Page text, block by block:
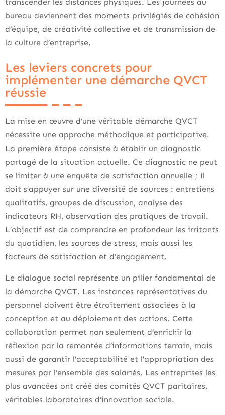
bureau deviennent des moments privilégiés de cohésion
d’équipe, de créativité collective et de transmission de
la culture d’entreprise.
Les leviers concrets pour
implémenter une démarche QVCT
réussie
La mise en œuvre d’une véritable démarche QVCT
nécessite une approche méthodique et participative.
La première étape consiste à établir un diagnostic
partagé de la situation actuelle. Ce diagnostic ne peut
se limiter à une enquête de satisfaction annuelle ; il
doit s’appuyer sur une diversité de sources : entretiens
qualitatifs, groupes de discussion, analyse des
indicateurs RH, observation des pratiques de travail.
L’objectif est de comprendre en profondeur les irritants
du quotidien, les sources de stress, mais aussi les
facteurs de satisfaction et d’engagement.
Le dialogue social représente un pilier fondamental de
la démarche QVCT. Les instances représentatives du
personnel doivent être étroitement associées à la
conception et au déploiement des actions. Cette
collaboration permet non seulement d’enrichir la
réflexion par la remontée d’informations terrain, mais
aussi de garantir l’acceptabilité et l’appropriation des
mesures par l’ensemble des salariés. Les entreprises les
plus avancées ont créé des comités QVCT paritaires,
véritables laboratoires d’innovation sociale.